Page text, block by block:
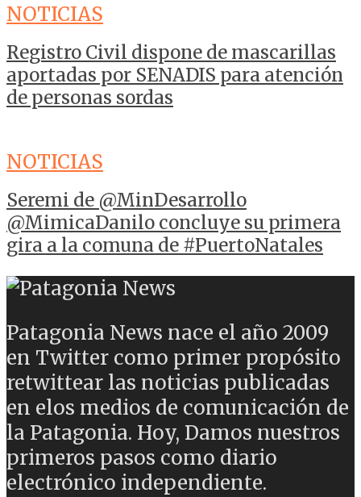
NOTICIAS
Registro Civil dispone de mascarillas
aportadas por SENADIS para atención
de personas sordas
NOTICIAS
Seremi de @MinDesarrollo
@MimicaDanilo concluye su primera
gira a la comuna de #PuertoNatales
Patagonia News nace el año 2009
en Twitter como primer propósito
retwittear las noticias publicadas
en elos medios de comunicación de
la Patagonia. Hoy, Damos nuestros
primeros pasos como diario
electrónico independiente.